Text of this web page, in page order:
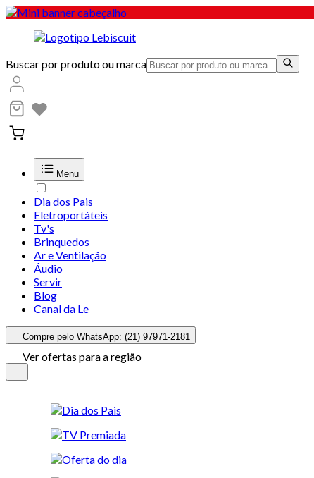
Buscar por produto ou marca
Menu
Dia dos Pais
Eletroportáteis
Tv's
Brinquedos
Ar e Ventilação
Áudio
Servir
Blog
Canal da Le
Compre pelo WhatsApp: (21) 97971-2181
Ver ofertas para a região